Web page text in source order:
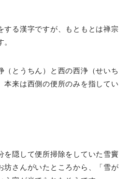
する漢字ですが、もともとは禅宗
（とうちん）と西の西浄（せいち
本来は西側の便所のみを指してい
を隠して便所掃除をしていた雪竇
坊さんがいたところから、「雪が